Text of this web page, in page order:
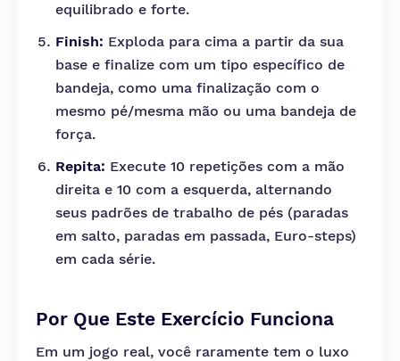
equilibrado e forte.
Finish: Exploda para cima a partir da sua
base e finalize com um tipo específico de
bandeja, como uma finalização com o
mesmo pé/mesma mão ou uma bandeja de
força.
Repita: Execute 10 repetições com a mão
direita e 10 com a esquerda, alternando
seus padrões de trabalho de pés (paradas
em salto, paradas em passada, Euro-steps)
em cada série.
Por Que Este Exercício Funciona
Em um jogo real, você raramente tem o luxo